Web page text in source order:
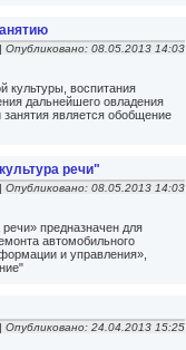
| Опубликовано: 08.05.2013 14:03
культуры, воспитания
дальнейшего овладения
является обобщение
речи"
| Опубликовано: 08.05.2013 14:03
предназначен для
автомобильного
и управления»,
| Опубликовано: 24.04.2013 15:25